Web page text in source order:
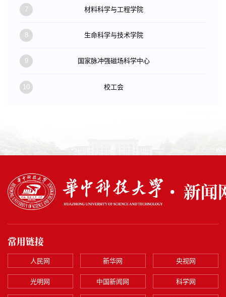
7 材料科学与工程学院
8 生命科学与技术学院
9 国家脉冲强磁场科学中心
10 校工会
常用链接
人民网 新华网 央视网
光明网 中国新闻网 科学网